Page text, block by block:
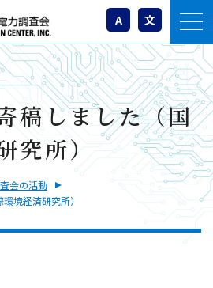
A 文
稿しました（国
究所）
会の活動
境経済研究所）